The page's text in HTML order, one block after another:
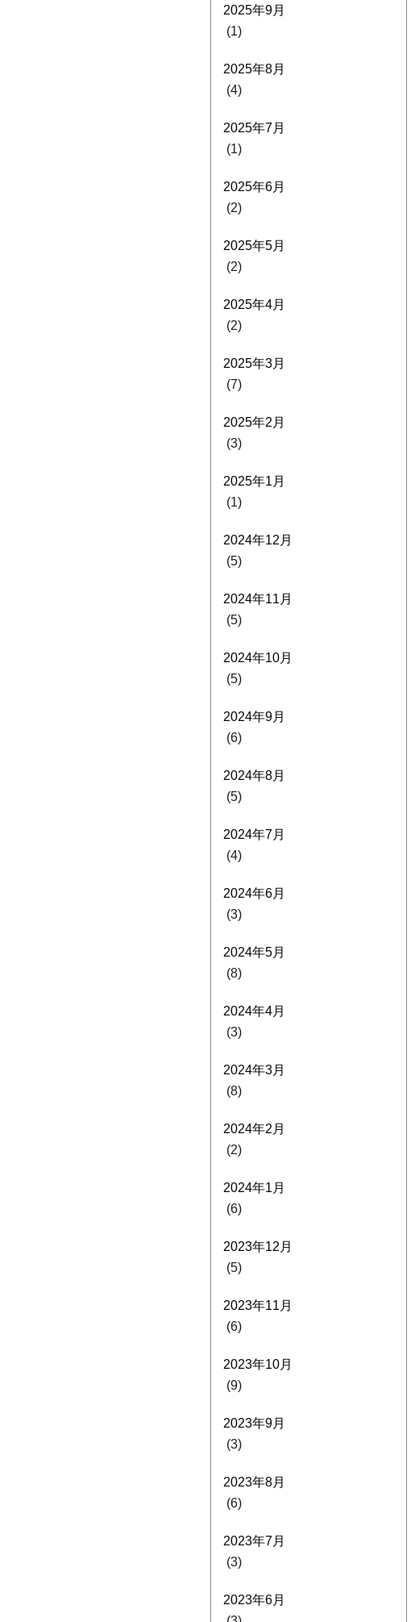
2025年9月
(1)
2025年8月
(4)
2025年7月
(1)
2025年6月
(2)
2025年5月
(2)
2025年4月
(2)
2025年3月
(7)
2025年2月
(3)
2025年1月
(1)
2024年12月
(5)
2024年11月
(5)
2024年10月
(5)
2024年9月
(6)
2024年8月
(5)
2024年7月
(4)
2024年6月
(3)
2024年5月
(8)
2024年4月
(3)
2024年3月
(8)
2024年2月
(2)
2024年1月
(6)
2023年12月
(5)
2023年11月
(6)
2023年10月
(9)
2023年9月
(3)
2023年8月
(6)
2023年7月
(3)
2023年6月